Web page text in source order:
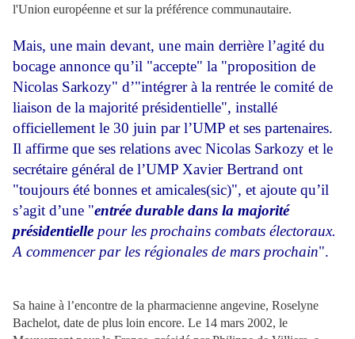
l'Union européenne et sur la préférence communautaire.
Mais, une main devant, une main derrière l’agité du
bocage annonce qu’il "accepte" la "proposition de
Nicolas Sarkozy" d’"intégrer à la rentrée le comité de
liaison de la majorité présidentielle", installé
officiellement le 30 juin par l’UMP et ses partenaires.
Il affirme que ses relations avec Nicolas Sarkozy et le
secrétaire général de l’UMP Xavier Bertrand ont
"toujours été bonnes et amicales(sic)", et ajoute qu’il
s’agit d’une "entrée durable dans la majorité
présidentielle pour les prochains combats électoraux.
A commencer par les régionales de mars prochain".
Sa haine à l’encontre de la pharmacienne angevine, Roselyne
Bachelot, date de plus loin encore. Le 14 mars 2002, le